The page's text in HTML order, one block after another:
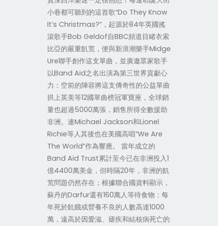
小巷都可聽到的這首歌“Do They Know
It’s Christmas?”，起源於84年英國搖
滾歌手Bob Geldof自BBC頻道目睹衣索
比亞的嚴重飢荒，便與新浪潮樂手Midge
Ure聯手創作這支單曲，並廣邀眾家歌手
以Band Aid之名出演為第三世界貢獻心
力：空前的陣容將這支傳奇性的公益單曲
拱上英美等12國單曲榜冠軍寶座，全球銷
量也超過5000萬張，銷售所得全數援助
非洲。連Michael Jackson和Lionel
Richie等人其後也在美國高唱“We Are
The World”作為響應。 當年成立的
Band Aid Trust累計至今已在非洲投入1
億4400萬美金，但時隔20年，非洲的飢
荒問題仍然存在；根據聯合國資料顯示，
蘇丹的Darfur還有160萬人等待食物：每
年死於飢餓或營養不良的人數高達1000
萬，遠高於因愛滋、瘧疾和結核病死亡的